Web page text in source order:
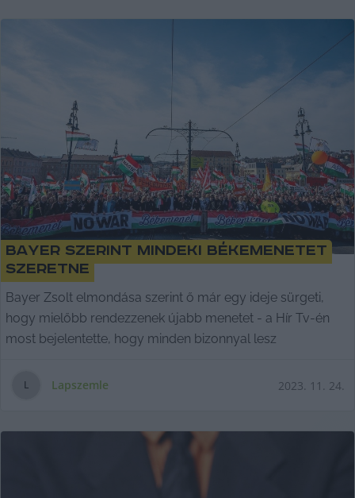
Bayer szerint mindeki Békemenetet
szeretne
Bayer Zsolt elmondása szerint ő már egy ideje sürgeti,
hogy mielőbb rendezzenek újabb menetet - a Hír Tv-én
most bejelentette, hogy minden bizonnyal lesz
L Lapszemle 2023. 11. 24.